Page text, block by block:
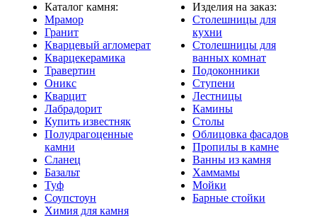
Каталог камня:
Мрамор
Гранит
Кварцевый агломерат
Кварцекерамика
Травертин
Оникс
Кварцит
Лабрадорит
Купить известняк
Полудрагоценные
камни
Сланец
Базальт
Туф
Соупстоун
Химия для камня
Изделия на заказ:
Столешницы для
кухни
Столешницы для
ванных комнат
Подоконники
Ступени
Лестницы
Камины
Столы
Облицовка фасадов
Пропилы в камне
Ванны из камня
Хаммамы
Мойки
Барные стойки